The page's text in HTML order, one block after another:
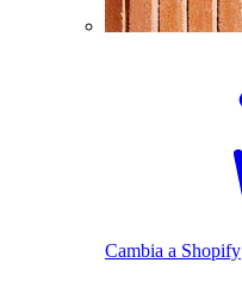
Cambia a Shopify